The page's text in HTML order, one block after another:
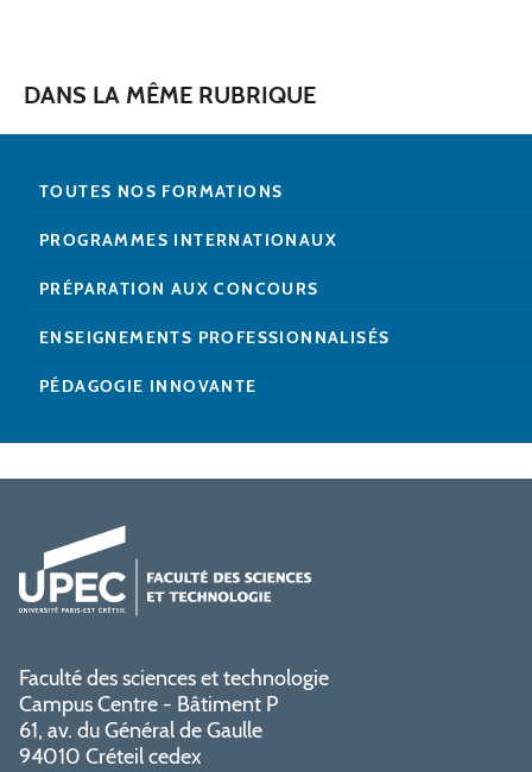
DANS LA MÊME RUBRIQUE
TOUTES NOS FORMATIONS
PROGRAMMES INTERNATIONAUX
PRÉPARATION AUX CONCOURS
ENSEIGNEMENTS PROFESSIONNALISÉS
PÉDAGOGIE INNOVANTE
Faculté des sciences et technologie
Campus Centre - Bâtiment P
61, av. du Général de Gaulle
94010 Créteil cedex